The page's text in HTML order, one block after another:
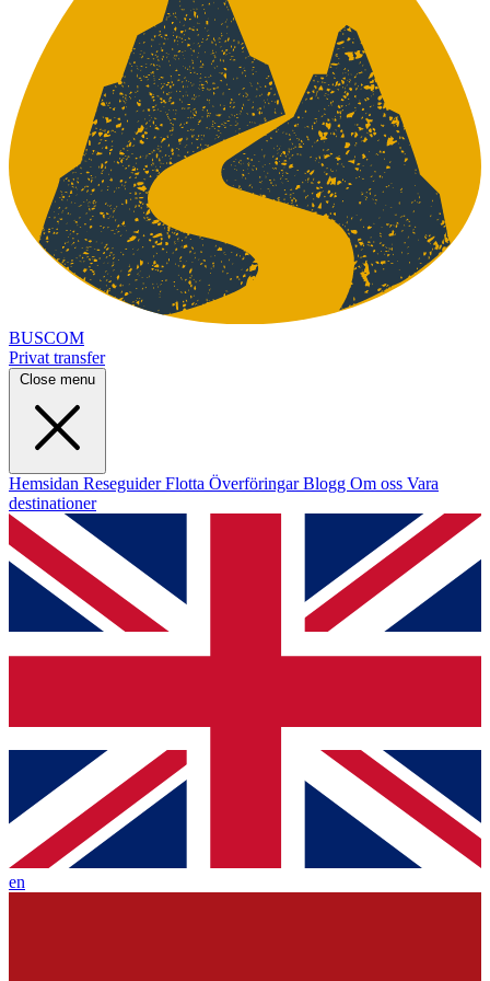
BUSCOM
Privat transfer
Close menu
Hemsidan ReseguiderFlotta ÖverföringarBlogg Om oss Vara
destinationer
en